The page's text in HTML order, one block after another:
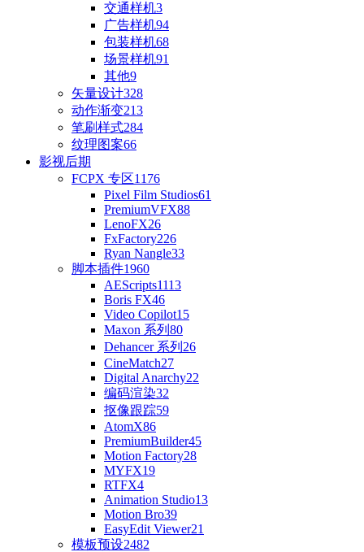
交通样机3
广告样机94
包装样机68
场景样机91
其他9
矢量设计328
动作渐变213
笔刷样式284
纹理图案66
影视后期
FCPX 专区1176
Pixel Film Studios61
PremiumVFX88
LenoFX26
FxFactory226
Ryan Nangle33
脚本插件1960
AEScripts1113
Boris FX46
Video Copilot15
Maxon 系列 80
Dehancer 系列 26
CineMatch27
Digital Anarchy22
编码渲染32
抠像跟踪59
AtomX86
PremiumBuilder45
Motion Factory28
MYFX19
RTFX4
Animation Studio13
Motion Bro39
EasyEdit Viewer21
模板预设2482